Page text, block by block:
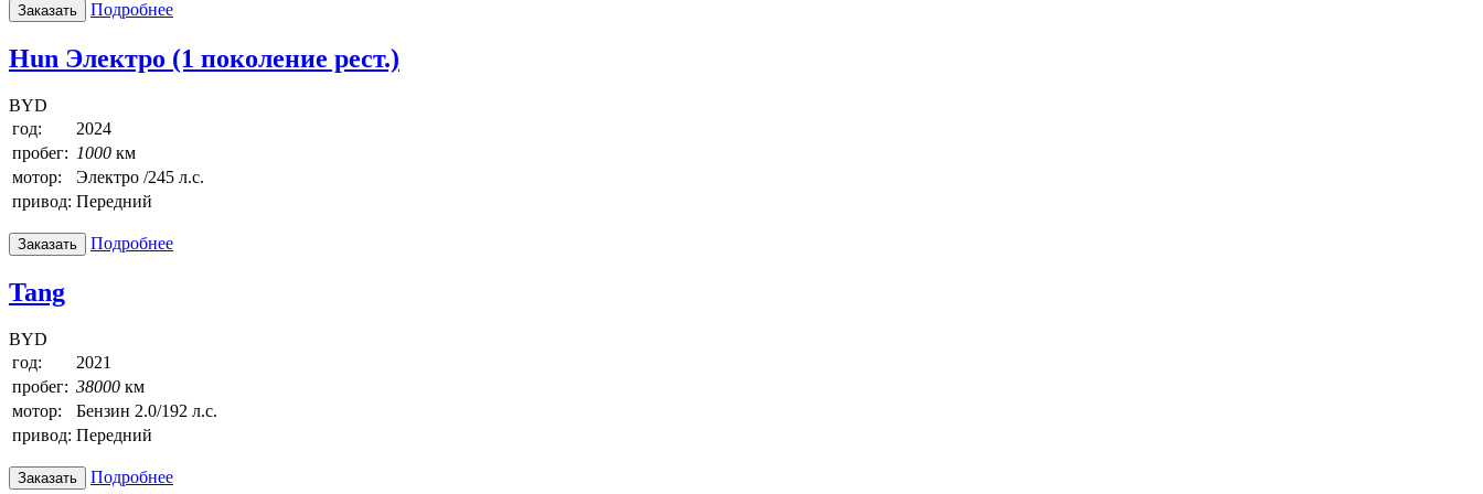
Заказать Подробнее
Hun Электро (1 поколение рест.)
BYD
год:
2024
пробег: 1000 км
мотор:
Электро /245 л.с.
привод: Передний
Заказать Подробнее
Tang
BYD
год:
2021
пробег: 38000 км
мотор:
Бензин 2.0/192 л.с.
привод: Передний
Заказать Подробнее